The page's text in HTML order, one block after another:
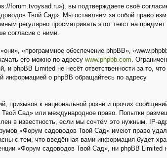
вы подтверждаете своё
Твой Сад». Мы оставляем за собой право
регулярно просматривать этот текст на предмет
согласие с ними.
«программное обеспечение phpBB»,
его можно по адресу www.phpbb.com.
и phpBB Limited не несёт ответственности за то, что
информацией о phpBB обращайтесь по адресу
призывов к национальной розни и прочих
Сад» или международное право. Попытки
в известность, если мы сочтём это нужным. IP-
«Форум садоводов Твой Сад» имеют право
с тем, что введённая вами информация будет
«Форум садоводов Твой Сад», ни phpBB Limited